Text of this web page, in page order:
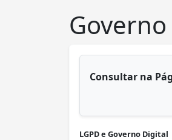
conteúdo principal
Consultar na
LGPD e Governo Digital